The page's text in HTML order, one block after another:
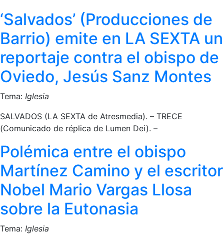
‘Salvados’ (Producciones de
Barrio) emite en LA SEXTA un
reportaje contra el obispo de
Oviedo, Jesús Sanz Montes
Tema: Iglesia
SALVADOS (LA SEXTA de Atresmedia). – TRECE
(Comunicado de réplica de Lumen Dei). –
Polémica entre el obispo
Martínez Camino y el escritor
Nobel Mario Vargas Llosa
sobre la Eutonasia
Tema: Iglesia